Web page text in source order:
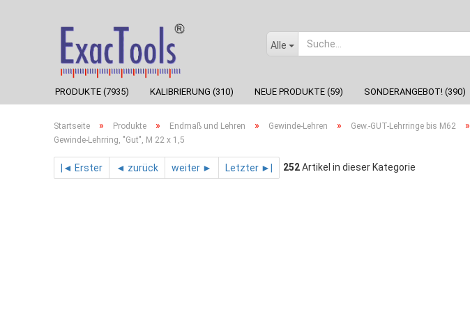
Alle
PRODUKTE (7935) KALIBRIERUNG (310) NEUE PRODUKTE (59) SONDERANGEBOT! (390)
Startseite » Produkte » Endmaß und Lehren » Gewinde-Lehren » Gew.-GUT-Lehrringe bis M62 »
Gewinde-Lehrring, "Gut", M 22 x 1,5
|◄ Erster ◄ zurück weiter ► Letzter ►| 252Artikel in dieser Kategorie